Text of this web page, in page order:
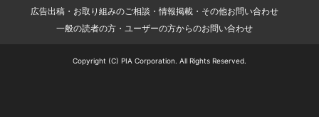
広告出稿・お取り組みのご相談・情報掲載・その他お問い合わせ
一般の読者の方・ユーザーの方からのお問い合わせ
Copyright (C) PIA Corporation. All Rights Reserved.